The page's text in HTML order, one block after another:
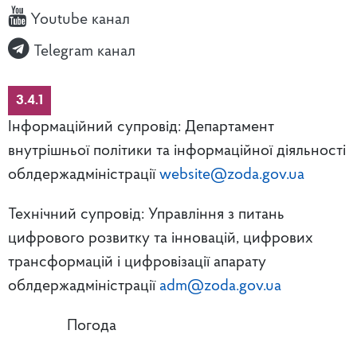
Youtube канал
Telegram канал
3.4.1
Інформаційний супровід: Департамент
внутрішньої політики та інформаційної діяльності
облдержадміністрації website@zoda.gov.ua
Технічний супровід: Управління з питань
цифрового розвитку та інновацій, цифрових
трансформацій і цифровізації апарату
облдержадміністрації adm@zoda.gov.ua
Погода